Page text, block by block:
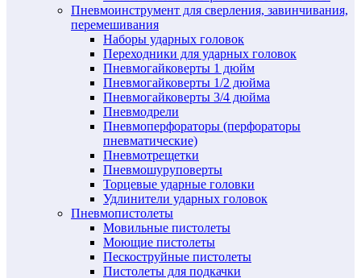
Пневмоинструмент для сверления, завинчивания,
перемешивания
Наборы ударных головок
Переходники для ударных головок
Пневмогайковерты 1 дюйм
Пневмогайковерты 1/2 дюйма
Пневмогайковерты 3/4 дюйма
Пневмодрели
Пневмоперфораторы (перфораторы
пневматические)
Пневмотрещетки
Пневмошуруповерты
Торцевые ударные головки
Удлинители ударных головок
Пневмопистолеты
Мовильные пистолеты
Моющие пистолеты
Пескоструйные пистолеты
Пистолеты для подкачки